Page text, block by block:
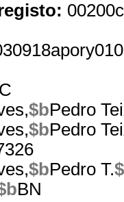
$bPedro
$bPedro
$bPedro T.
BN